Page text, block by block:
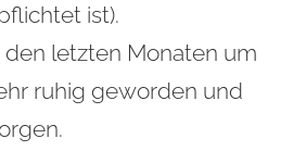
ist).
letzten Monaten um
ruhig geworden und